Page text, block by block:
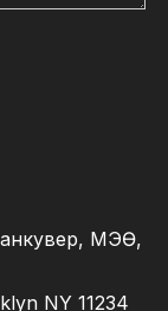
МЭӨ,
NY 11234